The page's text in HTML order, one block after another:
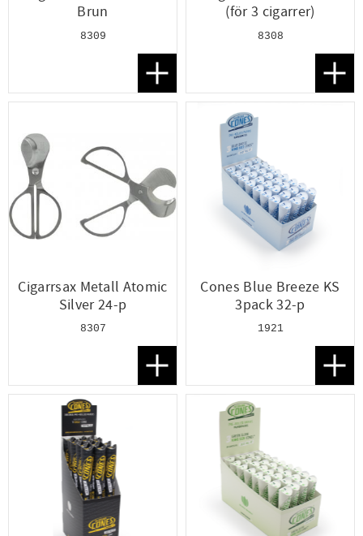
Brun
8309
Lägg till i favoriter
(för 3 cigarrer)
8308
Cigarrsax Metall Atomic
Silver 24-p
8307
Lägg till i favoriter
Cones Blue Breeze KS
3pack 32-p
1921